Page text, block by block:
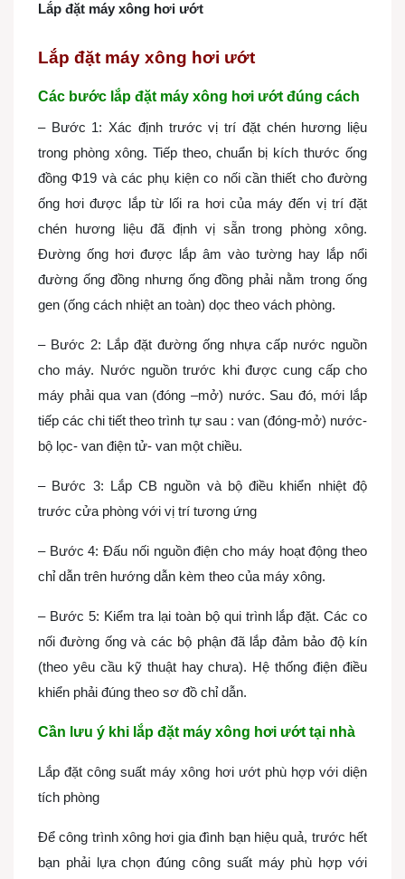
Lắp đặt máy xông hơi ướt
Lắp đặt máy xông hơi ướt
Các bước lắp đặt máy xông hơi ướt đúng cách
– Bước 1: Xác định trước vị trí đặt chén hương liệu
trong phòng xông. Tiếp theo, chuẩn bị kích thước ống
đồng Φ19 và các phụ kiện co nối cần thiết cho đường
ống hơi được lắp từ lối ra hơi của máy đến vị trí đặt
chén hương liệu đã định vị sẵn trong phòng xông.
Đường ống hơi được lắp âm vào tường hay lắp nổi
đường ống đồng nhưng ống đồng phải nằm trong ống
gen (ống cách nhiệt an toàn) dọc theo vách phòng.
– Bước 2: Lắp đặt đường ống nhựa cấp nước nguồn
cho máy. Nước nguồn trước khi được cung cấp cho
máy phải qua van (đóng –mở) nước. Sau đó, mới lắp
tiếp các chi tiết theo trình tự sau : van (đóng-mở) nước-
bộ lọc- van điện tử- van một chiều.
– Bước 3: Lắp CB nguồn và bộ điều khiển nhiệt độ
trước cửa phòng với vị trí tương ứng
– Bước 4: Đấu nối nguồn điện cho máy hoạt động theo
chỉ dẫn trên hướng dẫn kèm theo của máy xông.
– Bước 5: Kiểm tra lại toàn bộ qui trình lắp đặt. Các co
nối đường ống và các bộ phận đã lắp đảm bảo độ kín
(theo yêu cầu kỹ thuật hay chưa). Hệ thống điện điều
khiển phải đúng theo sơ đồ chỉ dẫn.
Cần lưu ý khi lắp đặt máy xông hơi ướt tại nhà
Lắp đặt công suất máy xông hơi ướt phù hợp với diện
tích phòng
Để công trình xông hơi gia đình bạn hiệu quả, trước hết
bạn phải lựa chọn đúng công suất máy phù hợp với